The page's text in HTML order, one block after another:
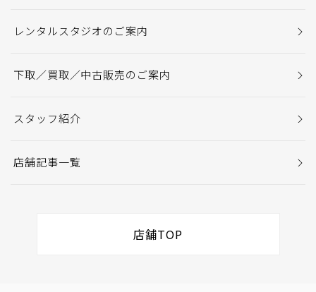
レンタルスタジオのご案内
下取／買取／中古販売のご案内
スタッフ紹介
店舗記事一覧
店舗TOP